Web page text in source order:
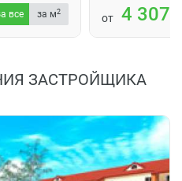
все за м2
от 4 307
ЗАСТРОЙЩИКА